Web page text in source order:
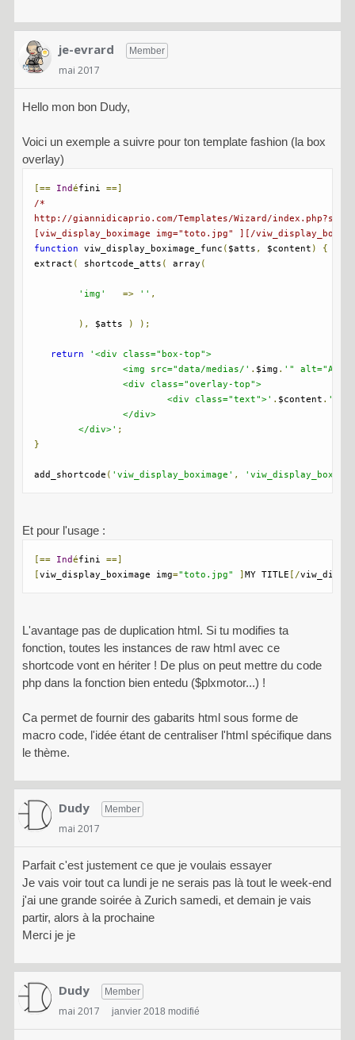
je-evrard Member
mai 2017
Hello mon bon Dudy,
Voici un exemple a suivre pour ton template fashion (la box
overlay)
[== Indéfini ==]
/*
http://giannidicaprio.com/Templates/Wizard/
[viw_display_boximage img="toto.jpg" ][/
function viw_display_boximage_func ( $atts , $content )
{
extract ( shortcode_atts ( array (
'img' => '' ,
), $atts ) );
return
'<div class="box-top">
		<img src="data/medias/'
. $img . '"
			<div class="text">'
. $content . '</
	</div>'
;
}
add_shortcode ( 'viw_display_boximage' ,
Et pour l'usage :
[== Indéfini ==]
[viw_display_boximage img="toto.jpg" ] MY TITLE [/
L'avantage pas de duplication html. Si tu modifies ta
fonction, toutes les instances de raw html avec ce
shortcode vont en hériter ! De plus on peut mettre du code
php dans la fonction bien entedu ($plxmotor...) !
Ca permet de fournir des gabarits html sous forme de
macro code, l'idée étant de centraliser l'html spécifique dans
le thème.
Dudy Member
mai 2017
Parfait c'est justement ce que je voulais essayer
Je vais voir tout ca lundi je ne serais pas là tout le week-end
j'ai une grande soirée à Zurich samedi, et demain je vais
partir, alors à la prochaine
Merci je je
Dudy Member
mai 2017 janvier 2018 modifié